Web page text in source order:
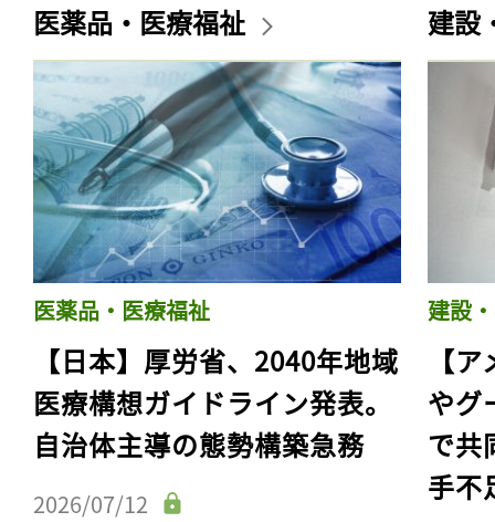
医薬品・医療福祉
医薬品・医療福祉
【日本】厚労省、2040年地域
医療構想ガイドライン発表。
自治体主導の態勢構築急務
2026/07/12
建設
建設
【
やグ
で共
手不